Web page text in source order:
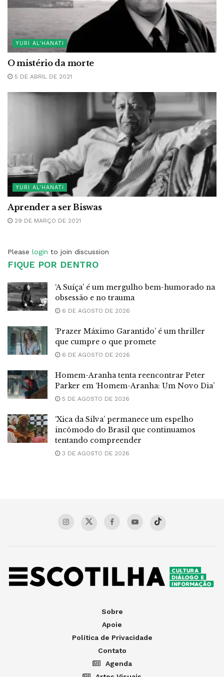
YURI AL'HANATI
O mistério da morte
5 DE ABRIL DE 2021
YURI AL'HANATI
Aprender a ser Biswas
29 DE MARÇO DE 2021
Please login to join discussion
FIQUE POR DENTRO
‘A Suíça’ é um mergulho bem-humorado na
obsessão e no trauma
6 DE AGOSTO DE 2026
‘Prazer Máximo Garantido’ é um thriller
que cumpre o que promete
6 DE AGOSTO DE 2026
Homem-Aranha tenta reencontrar Peter
Parker em ‘Homem-Aranha: Um Novo Dia’
5 DE AGOSTO DE 2026
‘Xica da Silva’ permanece um espelho
incômodo do Brasil que continuamos
tentando compreender
3 DE AGOSTO DE 2026
Sobre
Apoie
Política de Privacidade
Contato
Agenda